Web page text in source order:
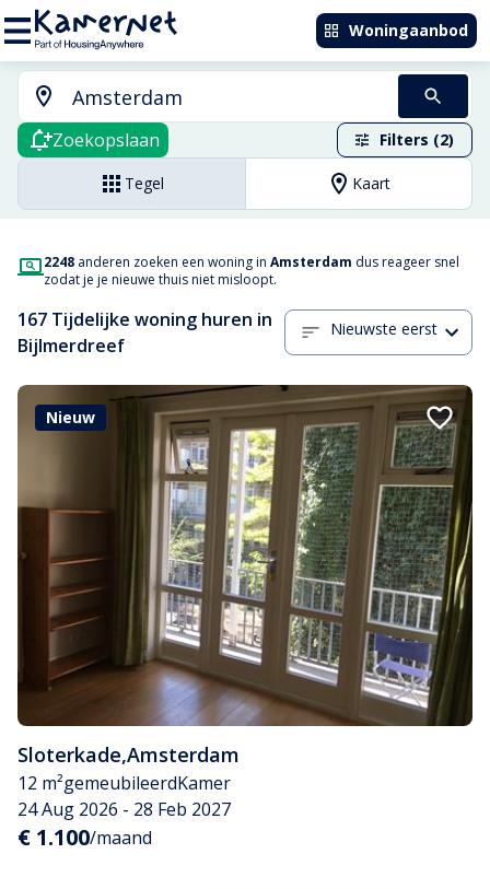
Woningaanbod
Zoekopslaan Filters (2)
Tegel Kaart
2248 anderen zoeken een woning in Amsterdam dus reageer snel
zodat je je nieuwe thuis niet misloopt.
167 Tijdelijke woning huren in
Bijlmerdreef
Nieuwste eerst
Nieuw
Sloterkade,Amsterdam
12 m²gemeubileerdKamer
24 Aug 2026 - 28 Feb 2027
€ 1.100/maand